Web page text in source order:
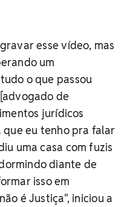
esse vídeo, mas
um
o que passou
de
jurídicos
que eu tenho pra falar
uma casa com fuzis
diante de
isso em
é Justiça", iniciou a